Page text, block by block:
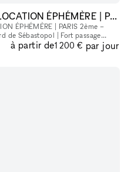
LOCAL COMMERCIAL – LOCATION ÉPHÉMÈRE | PARIS 2ème – ÉTIENNE MARCEL
ÉPHÉMÈRE | PARIS 2ème –
de Sébastopol | Fort passage
à partir de1 200 € par jour